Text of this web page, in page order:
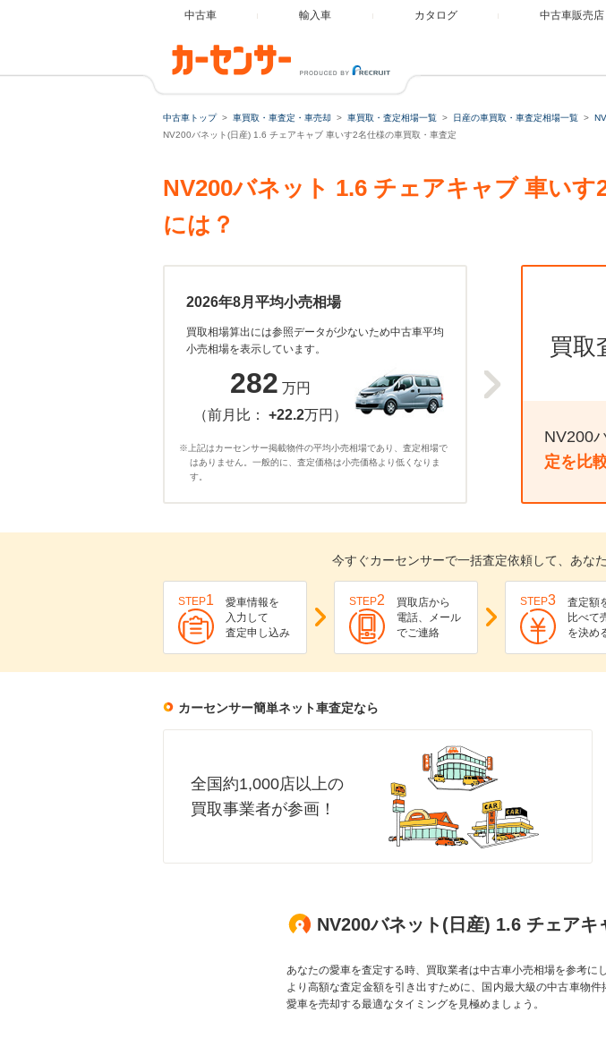
中古車 輸入車 カタログ 中古車販売店
中古車トップ 車買取・車査定・車売却 車買取・査定相場一覧 日産の車買取・車査定相場一覧
NV200バネット(日産) 1.6 チェアキャブ 車いす2名仕様の車買取・車査定
NV200バネット 1.6 チェアキャブ 車い
には？
2026年8月平均小売相場
買取相場算出には参照データが少ないため中古車平均
小売相場を表示しています。
282 万円
（前月比： +22.2万円）
※上記はカーセンサー掲載物件の平均小売相場であり、査定相場で
はありません。一般的に、査定価格は小売価格より低くなりま
す。
買取
NV200
定を比
今すぐカーセンサーで一括査定依頼して、あな
STEP1
愛車情報を
入力して
査定申し込み
STEP2
買取店から
電話、メール
でご連絡
STEP3
査定額
比べて
を決め
カーセンサー簡単ネット車査定なら
全国約1,000店以上の
買取事業者が参画！
NV200バネット(日産) 1.6 チェア
あなたの愛車を査定する時、買取業者は中古車小売相場を参考にし
より高額な査定金額を引き出すために、国内最大級の中古車物
愛車を売却する最適なタイミングを見極めましょう。